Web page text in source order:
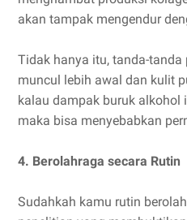
akan tampak mengendur
Tidak hanya itu, tanda-
muncul lebih awal dan kulit
kalau dampak buruk alkohol
maka bisa menyebabkan
4. Berolahraga secara Rutin
Sudahkah kamu rutin